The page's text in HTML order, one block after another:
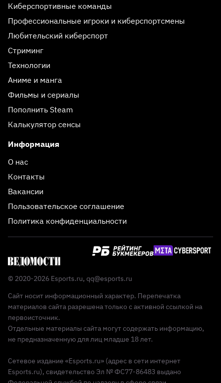
Киберспортивные команды
Профессиональные игроки и киберспортсмены
Любительский киберспорт
Стриминг
Технологии
Аниме и манга
Фильмы и сериалы
Пополнить Steam
Калькулятор сенсы
Информация
О нас
Контакты
Вакансии
Пользовательское соглашение
Политика конфиденциальности
© 2020-2026 Esports.ru, qq@esports.ru
Сайт носит информационный характер. Перепечатка
материалов сайта разрешена только с активной ссылкой на
первоисточник.
Отдельные материалы сайта могут содержать информацию,
не предназначенную для лиц младше 18 лет.
Сетевое издание «Esports.ru» (адрес в сети интернет
Esports.ru), свидетельство Эл № ФС77-86483 выдано